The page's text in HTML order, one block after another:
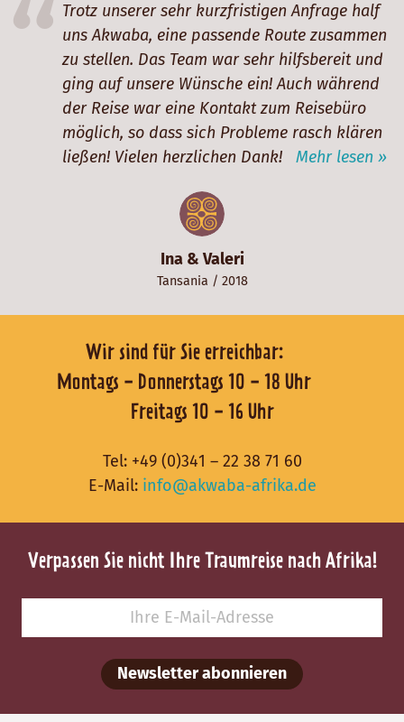
Ina & Valeri
Tansania / 2018
Trotz unserer sehr kurzfristigen Anfrage half
uns Akwaba, eine passende Route zusammen
zu stellen. Das Team war sehr hilfsbereit und
ging auf unsere Wünsche ein! Auch während
der Reise war eine Kontakt zum Reisebüro
möglich, so dass sich Probleme rasch klären
ließen! Vielen herzlichen Dank! Mehr lesen »
Wir sind für Sie erreichbar:
Montags - Donnerstags 10 - 18 Uhr
Freitags 10 - 16 Uhr
Tel: +49 (0)341 – 22 38 71 60
E-Mail: info@akwaba-afrika.de
Verpassen Sie nicht Ihre Traumreise nach Afrika!
Newsletter abonnieren